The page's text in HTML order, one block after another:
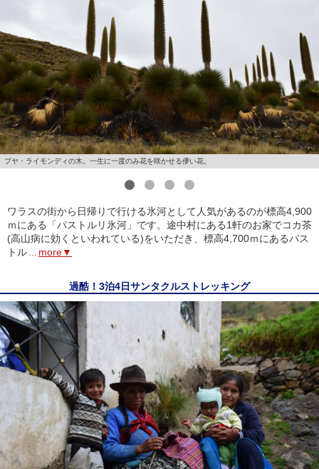
プヤ・ライモンディの木。一生に一度のみ花を咲かせる儚い花。
ワラスの街から日帰りで行ける氷河として人気があるのが標高4,900
ｍにある「パストルリ氷河」です。途中村にある1軒のお家でコカ茶
(高山病に効くといわれている)をいただき、標高4,700ｍにあるパス
トル
more▼
過酷！3泊4日サンタクルストレッキング